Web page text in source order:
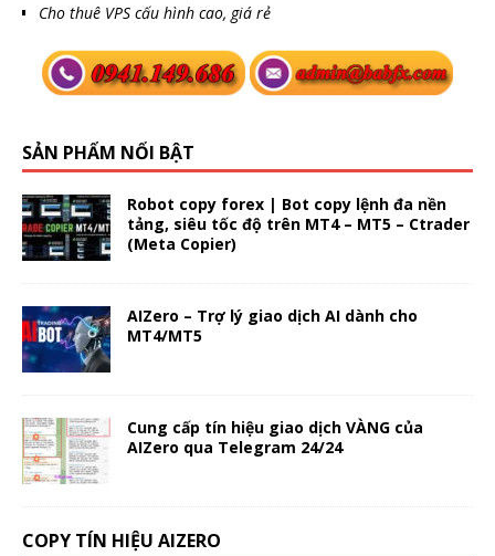
Cho thuê VPS cấu hình cao, giá rẻ
SẢN PHẨM NỔI BẬT
Robot copy forex | Bot copy lệnh đa nền
tảng, siêu tốc độ trên MT4 – MT5 – Ctrader
(Meta Copier)
AIZero – Trợ lý giao dịch AI dành cho
MT4/MT5
Cung cấp tín hiệu giao dịch VÀNG của
AIZero qua Telegram 24/24
COPY TÍN HIỆU AIZERO